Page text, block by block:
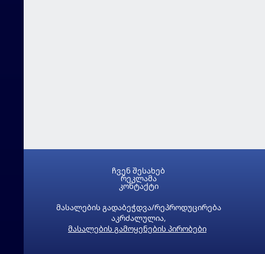
მასალების გადაბეჭდვა/რეპროდუცირება
აკრძალულია,
მასალების გამოყენების პირობები
ჩვენ შესახებ
რეკლამა
კონტაქტი